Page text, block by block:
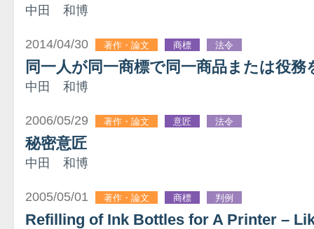
中田 和博
2014/04/30 著作・論文 商標 法令
同一人が同一商標で同一商品または役
中田 和博
2006/05/29 著作・論文 意匠 法令
秘密意匠
中田 和博
2005/05/01 著作・論文 商標 判例
Refilling of Ink Bottles for A Printer –